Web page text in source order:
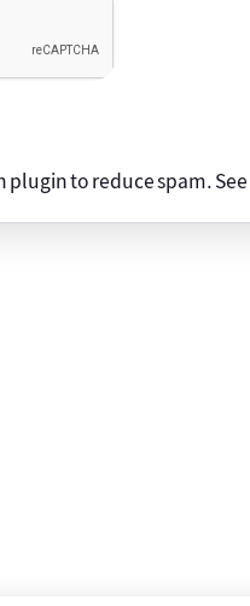
plugin to reduce spam.